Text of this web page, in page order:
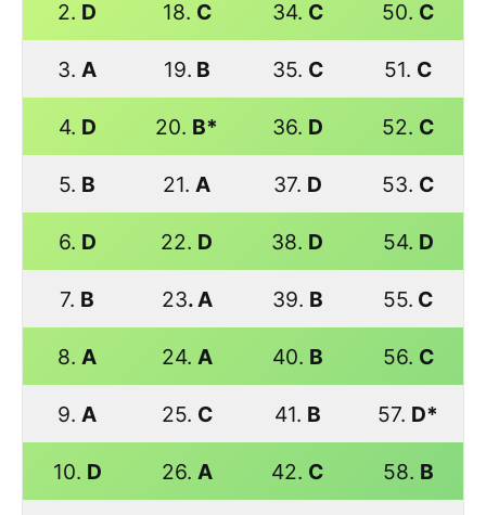
2. D 18. C 34. C 50. C
3. A 19. B 35. C 51. C
4. D 20. B* 36. D 52. C
5. B 21. A 37. D 53. C
6. D 22. D 38. D 54. D
7. B 23. A 39. B 55. C
8. A 24. A 40. B 56. C
9. A 25. C 41. B 57. D*
10. D 26. A 42. C 58. B